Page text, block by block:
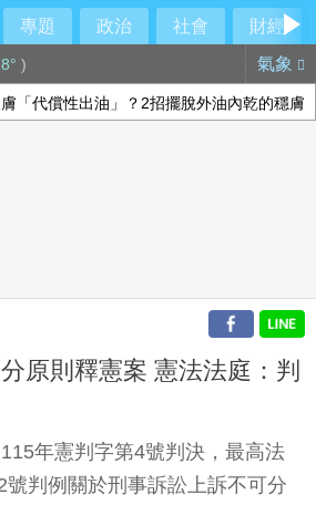
專題 政治 社會
財經
) 氣象
「代償性出油」？2招擺脫外油內乾的穩膚
原則釋憲案 憲法法庭：判
年憲判字第4號判決，最高法
號判例關於刑事訴訟上訴不可分